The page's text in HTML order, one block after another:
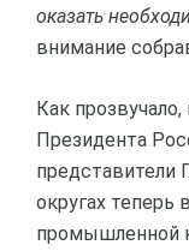
оказать
внимание
Как
Президента
представители
округах теперь
промышленной